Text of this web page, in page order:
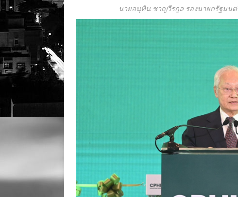
นายอนุทิน ชาญวีรกูล รองนายกรัฐมน